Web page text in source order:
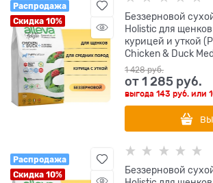
Распродажа
Скидка 10%
Беззерновой
Holistic для
курицей и уткой
Chicken & Duck
1 428 руб.
от1 285 руб.
выгода143 руб. или
Распродажа
Скидка 10%
Беззерновой